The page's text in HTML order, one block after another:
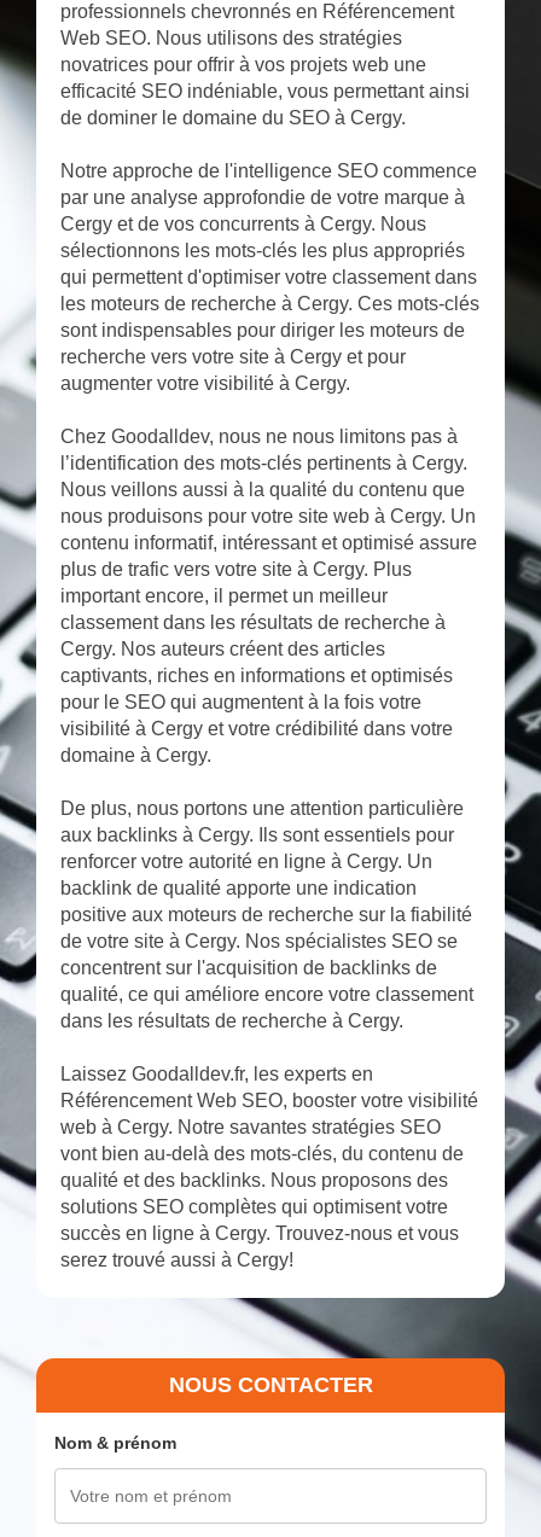
professionnels chevronnés en Référencement
Web SEO. Nous utilisons des stratégies
novatrices pour offrir à vos projets web une
efficacité SEO indéniable, vous permettant ainsi
de dominer le domaine du SEO à Cergy.
Notre approche de l'intelligence SEO commence
par une analyse approfondie de votre marque à
Cergy et de vos concurrents à Cergy. Nous
sélectionnons les mots-clés les plus appropriés
qui permettent d'optimiser votre classement dans
les moteurs de recherche à Cergy. Ces mots-clés
sont indispensables pour diriger les moteurs de
recherche vers votre site à Cergy et pour
augmenter votre visibilité à Cergy.
Chez Goodalldev, nous ne nous limitons pas à
l’identification des mots-clés pertinents à Cergy.
Nous veillons aussi à la qualité du contenu que
nous produisons pour votre site web à Cergy. Un
contenu informatif, intéressant et optimisé assure
plus de trafic vers votre site à Cergy. Plus
important encore, il permet un meilleur
classement dans les résultats de recherche à
Cergy. Nos auteurs créent des articles
captivants, riches en informations et optimisés
pour le SEO qui augmentent à la fois votre
visibilité à Cergy et votre crédibilité dans votre
domaine à Cergy.
De plus, nous portons une attention particulière
aux backlinks à Cergy. Ils sont essentiels pour
renforcer votre autorité en ligne à Cergy. Un
backlink de qualité apporte une indication
positive aux moteurs de recherche sur la fiabilité
de votre site à Cergy. Nos spécialistes SEO se
concentrent sur l'acquisition de backlinks de
qualité, ce qui améliore encore votre classement
dans les résultats de recherche à Cergy.
Laissez Goodalldev.fr, les experts en
Référencement Web SEO, booster votre visibilité
web à Cergy. Notre savantes stratégies SEO
vont bien au-delà des mots-clés, du contenu de
qualité et des backlinks. Nous proposons des
solutions SEO complètes qui optimisent votre
succès en ligne à Cergy. Trouvez-nous et vous
serez trouvé aussi à Cergy!
NOUS CONTACTER
Nom & prénom